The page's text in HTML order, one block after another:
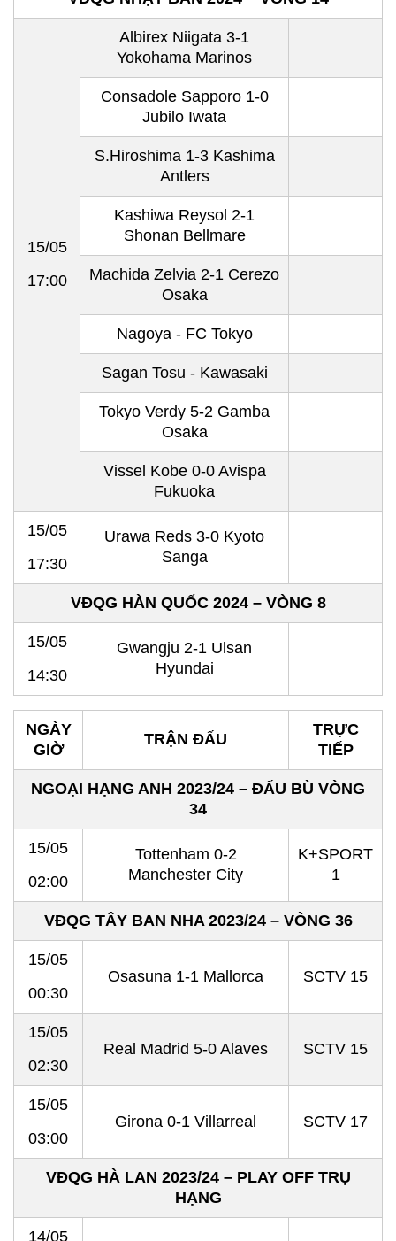
15/05
17:00
Albirex Niigata 3-1
Yokohama Marinos
Consadole Sapporo 1-0
Jubilo Iwata
S.Hiroshima 1-3 Kashima
Antlers
Kashiwa Reysol 2-1
Shonan Bellmare
Machida Zelvia 2-1 Cerezo
Osaka
Nagoya - FC Tokyo
Sagan Tosu - Kawasaki
Tokyo Verdy 5-2 Gamba
Osaka
Vissel Kobe 0-0 Avispa
Fukuoka
15/05
17:30
Urawa Reds 3-0 Kyoto
Sanga
VĐQG HÀN QUỐC 2024 – VÒNG 8
15/05
14:30
Gwangju 2-1 Ulsan
Hyundai
NGÀY
GIỜ
TRẬN ĐẤU
TRỰC
TIẾP
NGOẠI HẠNG ANH 2023/24 – ĐẤU BÙ VÒNG
34
15/05
02:00
Tottenham 0-2
Manchester City
K+SPORT
1
VĐQG TÂY BAN NHA 2023/24 – VÒNG 36
15/05
00:30
Osasuna 1-1 Mallorca SCTV 15
15/05
02:30
Real Madrid 5-0 Alaves SCTV 15
15/05
03:00
Girona 0-1 Villarreal SCTV 17
VĐQG HÀ LAN 2023/24 – PLAY OFF TRỤ
HẠNG
14/05